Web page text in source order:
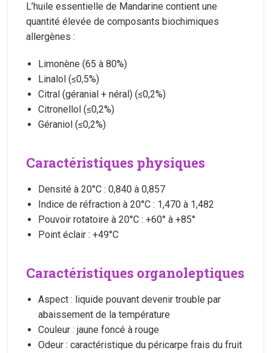
L’huile essentielle de Mandarine contient une
quantité élevée de composants biochimiques
allergènes :
Limonène (65 à 80%)
Linalol (≤0,5%)
Citral (géranial + néral) (≤0,2%)
Citronellol (≤0,2%)
Géraniol (≤0,2%)
Caractéristiques physiques
Densité à 20°C : 0,840 à 0,857
Indice de réfraction à 20°C : 1,470 à 1,482
Pouvoir rotatoire à 20°C : +60° à +85°
Point éclair : +49°C
Caractéristiques organoleptiques
Aspect : liquide pouvant devenir trouble par
abaissement de la température
Couleur : jaune foncé à rouge
Odeur : caractéristique du péricarpe frais du fruit